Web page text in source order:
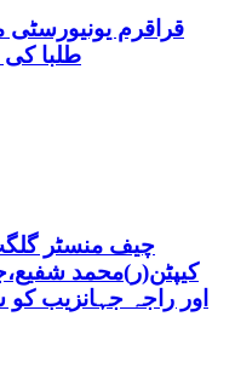
طلبا
چیف منسٹر
کیپٹن(ر)محمد
اور راجہ جہانزیب کو